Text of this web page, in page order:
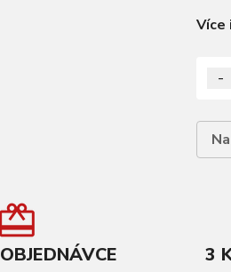
Více
-
3